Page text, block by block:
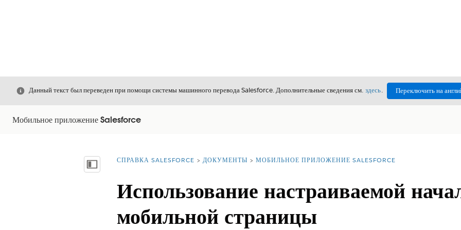
Закрыть
Данный текст был переведен при помощи системы машинного перевода Salesforce. Дополнительные сведения см. здесь. Переключить на
Мобильное приложение Salesforce
Показать содержание
Вы находитесь здесь:
СПРАВКА SALESFORCE ДОКУМЕНТЫ МОБИЛЬНОЕ ПРИЛОЖЕНИЕ SALESFORCE
Использование настраиваемой
мобильной страницы